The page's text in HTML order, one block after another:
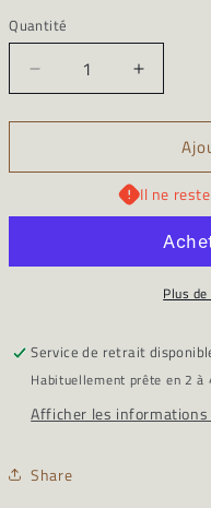
Quantité
Quantité
Réduire
la
quantité
Cabossé
Bol
Singulier
la
quantité
-
Bol
Moyen
Il ne
Plus
Service de retrait
Habituellement prête en 2 à
Afficher les informations
Share